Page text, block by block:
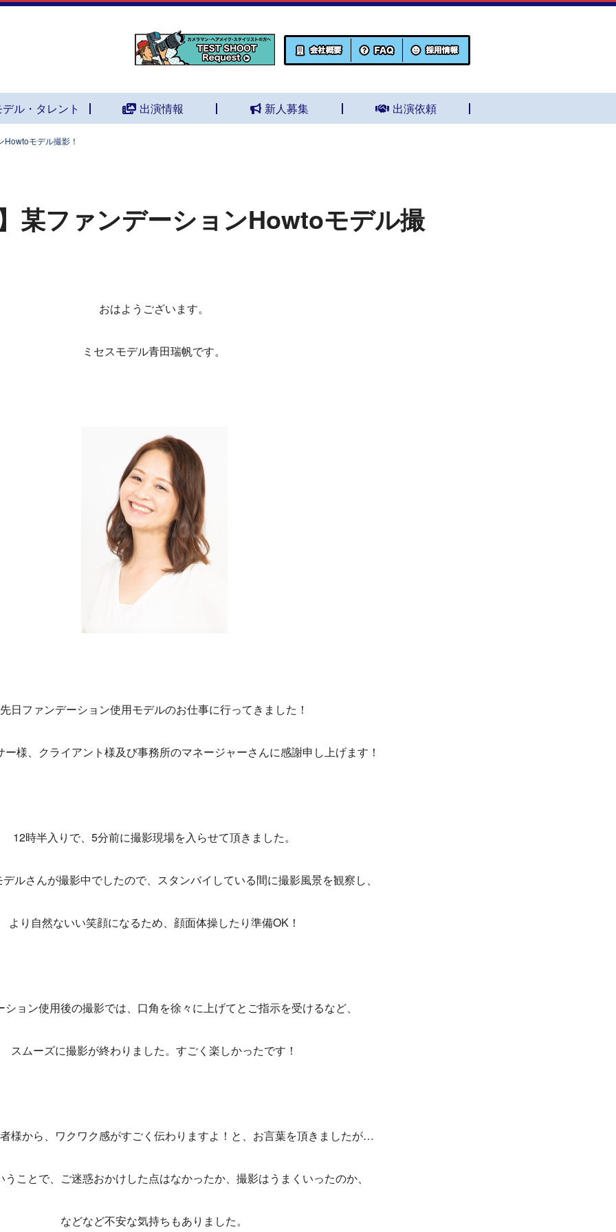
ル・タレント 出演情報 新人募集 出演依頼
モデル撮影！
某ファンデーションHowtoモデル撮
おはようございます。
ミセスモデル青田瑞帆です。
先日ファンデーション使用モデルのお仕事に行ってきました！
ー様、クライアント様及び事務所のマネージャーさんに感謝申し上げます！
12時半入りで、5分前に撮影現場を入らせて頂きました。
ルさんが撮影中でしたので、スタンバイしている間に撮影風景を観察し、
より自然ないい笑顔になるため、顔面体操したり準備OK！
ション使用後の撮影では、口角を徐々に上げてとご指示を受けるなど、
スムーズに撮影が終わりました。すごく楽しかったです！
様から、ワクワク感がすごく伝わりますよ！と、お言葉を頂きましたが…
うことで、ご迷惑おかけした点はなかったか、撮影はうまくいったのか、
などなど不安な気持ちもありました。